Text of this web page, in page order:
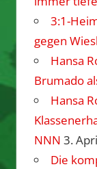
3:1-
gegen
Hansa
Brumado
Hansa
NNN 3.
Die